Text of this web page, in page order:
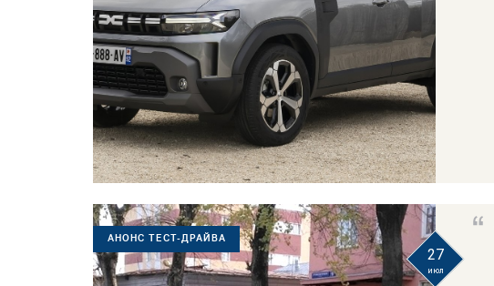
АНОНС ТЕСТ-ДРАЙВА
27
июл